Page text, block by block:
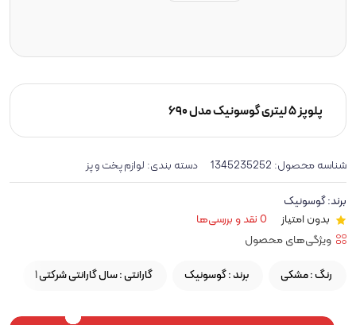
پلوپز ۵ لیتری گوسونیک مدل 690
شناسه محصول: 1345235252 دسته بندی: لوازم پخت و پز
برند:گوسونیک
بدون امتیاز
0 نقد و بررسی‌ها
ویژگی‌های محصول
رنگ :مشکی برند :گوسونیک گارانتی :1 سال گارانتی شرکتی